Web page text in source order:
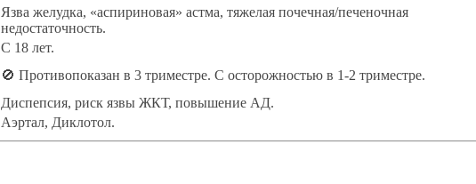
Язва желудка, «аспириновая» астма, тяжелая почечная/печеночная
недостаточность.
С 18 лет.
🚫 Противопоказан в 3 триместре. С осторожностью в 1-2 триместре.
Диспепсия, риск язвы ЖКТ, повышение АД.
Аэртал, Диклотол.